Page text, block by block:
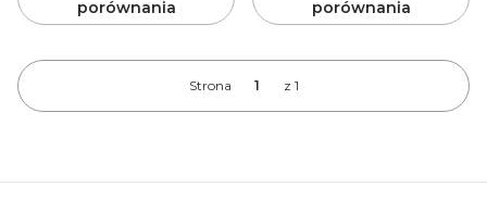
porównania
porównania
Strona z 1